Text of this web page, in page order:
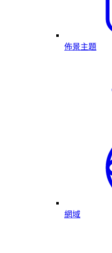
佈景主題
網域